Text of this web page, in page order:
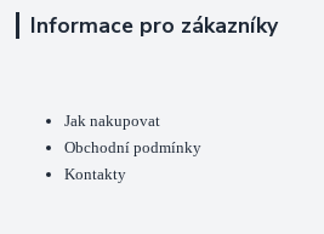
Informace pro zákazníky
Jak nakupovat
Obchodní podmínky
Kontakty